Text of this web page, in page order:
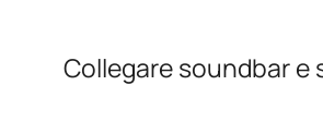
Collegare soundbar e